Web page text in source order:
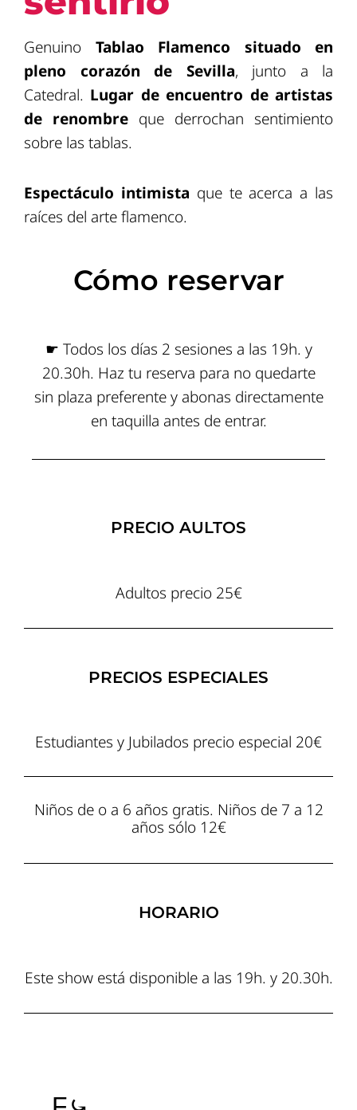
Genuino Tablao Flamenco situado en
pleno corazón
de Sevilla, junto a la
Catedral. Lugar de encuentro de artistas
de renombre que derrochan sentimiento
sobre las tablas.
Espectáculo intimista que te acerca a las
raíces del arte flamenco.
Cómo reservar
☛ Todos los días 2 sesiones a las 19h. y
20.30h. Haz tu reserva para no quedarte
sin plaza preferente y abonas directamente
en taquilla antes de entrar.
PRECIO AULTOS
Adultos precio 25€
PRECIOS ESPECIALES
Estudiantes y Jubilados precio especial 20€
Niños de o a 6 años gratis. Niños de 7 a 12
años sólo 12€
HORARIO
Este show está disponible a las 19h. y 20.30h.